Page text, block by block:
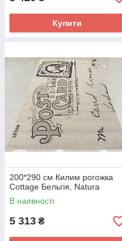
Купити
200*290 см Килим рогожка
Cottage Бельгія, Natura
В наявності
5 313 ₴